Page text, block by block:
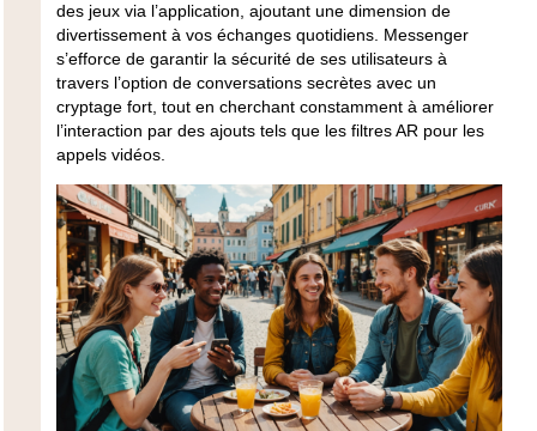
des jeux via l’application, ajoutant une dimension de
divertissement à vos échanges quotidiens. Messenger
s’efforce de garantir la sécurité de ses utilisateurs à
travers l’option de conversations secrètes avec un
cryptage fort, tout en cherchant constamment à améliorer
l’interaction par des ajouts tels que les filtres AR pour les
appels vidéos.